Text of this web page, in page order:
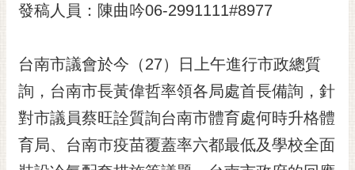
市民互動
黃
偉
哲
螢
光
發稿人員：陳曲吟06-2991111#8977
台南市議會於今（27）日上午進行市政總質
詢，台南市長黃偉哲率領各局處首長備詢，針
對市議員蔡旺詮質詢台南市體育處何時升格體
育局、台南市疫苗覆蓋率六都最低及學校全面